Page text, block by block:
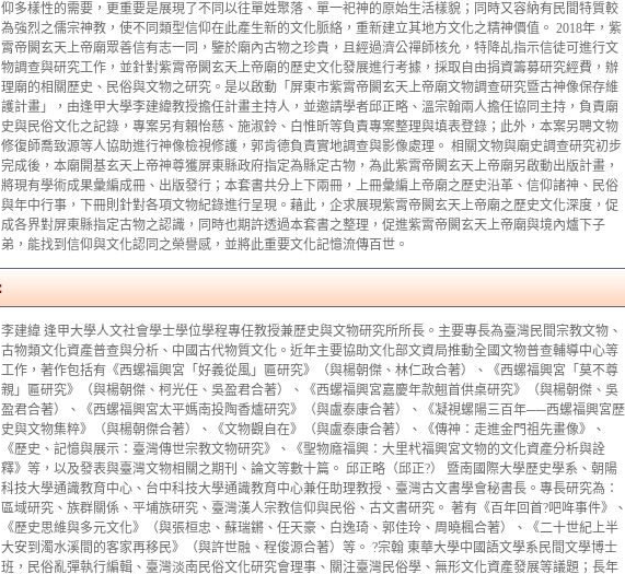
仰多樣性的需要，更重要是展現了不同以往單姓聚落、單一祀神的原始生活樣貌；同時又容納有民間特質較
為強烈之儒宗神教，使不同類型信仰在此產生新的文化脈絡，重新建立其地方文化之精神價值。 2018年，紫
霄帝闕玄天上帝廟眾善信有志一同，鑒於廟內古物之珍貴，且經過濟公禪師核允，特降乩指示信徒可進行文
物調查與研究工作，並針對紫霄帝闕玄天上帝廟的歷史文化發展進行考據，採取自由捐資籌募研究經費，辦
理廟的相關歷史、民俗與文物之研究。是以啟動「屏東市紫霄帝闕玄天上帝廟文物調查研究暨古神像保存維
護計畫」，由逢甲大學李建緯教授擔任計畫主持人，並邀請學者邱正略、溫宗翰兩人擔任協同主持，負責廟
史與民俗文化之記錄，專案另有賴怡慈、施淑鈴、白惟昕等負責專案整理與填表登錄；此外，本案另聘文物
修復師喬致源等人協助進行神像檢視修護，郭肯德負責實地調查與影像處理。 相關文物與廟史調查研究初步
完成後，本廟開基玄天上帝神尊獲屏東縣政府指定為縣定古物，為此紫霄帝闕玄天上帝廟另啟動出版計畫，
將現有學術成果彙編成冊、出版發行；本套書共分上下兩冊，上冊彙編上帝廟之歷史沿革、信仰諸神、民俗
與年中行事，下冊則針對各項文物紀錄進行呈現。藉此，企求展現紫霄帝闕玄天上帝廟之歷史文化深度，促
成各界對屏東縣指定古物之認識，同時也期許透過本套書之整理，促進紫霄帝闕玄天上帝廟與境內爐下子
弟，能找到信仰與文化認同之榮譽感，並將此重要文化記憶流傳百世。
李建緯 逢甲大學人文社會學士學位學程專任教授兼歷史與文物研究所所長。主要專長為臺灣民間宗教文物、
古物類文化資產普查與分析、中國古代物質文化。近年主要協助文化部文資局推動全國文物普查輔導中心等
工作，著作包括有《西螺福興宮「好義從風」匾研究》（與楊朝傑、林仁政合著）、《西螺福興宮「莫不尊
親」匾研究》（與楊朝傑、柯光任、吳盈君合著）、《西螺福興宮嘉慶年款翹首供桌研究》（與楊朝傑、吳
盈君合著）、《西螺福興宮太平媽南投陶香爐研究》（與盧泰康合著）、《凝視螺陽三百年──西螺福興宮歷
史與文物集粹》（與楊朝傑合著）、《文物觀自在》（與盧泰康合著）、《傳神：走進金門祖先畫像》、
《歷史、記憶與展示：臺灣傳世宗教文物研究》、《聖物廕福興：大里杙福興宮文物的文化資產分析與詮
釋》等，以及發表與臺灣文物相關之期刊、論文等數十篇。 邱正略（邱正?） 暨南國際大學歷史學系、朝陽
科技大學通識教育中心、台中科技大學通識教育中心兼任助理教授、臺灣古文書學會秘書長。專長研究為：
區域研究、族群關係、平埔族研究、臺灣漢人宗教信仰與民俗、古文書研究。 著有《百年回首?吧哖事件》、
《歷史思維與多元文化》（與張桓忠、蘇瑞鏘、任天豪、白逸琦、郭佳玲、周曉楓合著）、《二十世紀上半
大安到濁水溪間的客家再移民》（與許世融、程俊源合著）等。 ?宗翰 東華大學中國語文學系民間文學博士
班，民俗亂彈執行編輯、臺灣淡南民俗文化研究會理事、關注臺灣民俗學、無形文化資產發展等議題；長年